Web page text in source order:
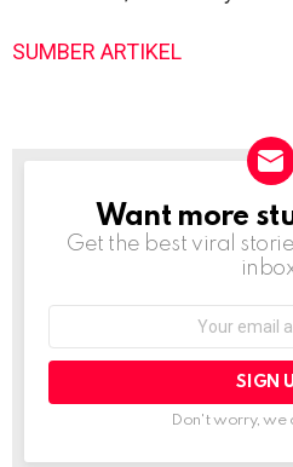
SUMBER ARTIKEL
NEWSLETTER
Want more
Get the best viral
Don't worry, we